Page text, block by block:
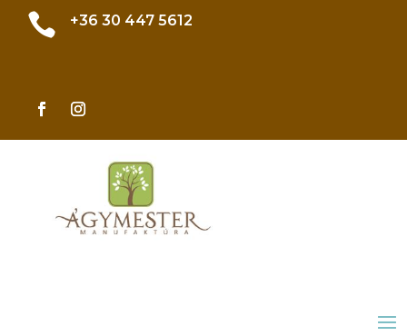
 +36 30 447 5612